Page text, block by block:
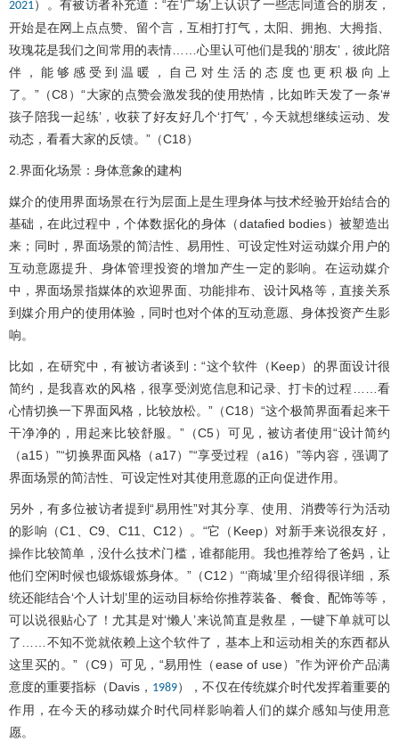
2021）。有被访者补充道：“在‘广场’上认识了一些志同道合的朋友，
开始是在网上点点赞、留个言，互相打打气，太阳、拥抱、大拇指、
玫瑰花是我们之间常用的表情……心里认可他们是我的‘朋友’，彼此陪
伴，能够感受到温暖，自己对生活的态度也更积极向上
了。”（C8）“大家的点赞会激发我的使用热情，比如昨天发了一条‘#
孩子陪我一起练’，收获了好友好几个‘打气’，今天就想继续运动、发
动态，看看大家的反馈。”（C18）
2.界面化场景：身体意象的建构
媒介的使用界面场景在行为层面上是生理身体与技术经验开始结合的
基础，在此过程中，个体数据化的身体（datafied bodies）被塑造出
来；同时，界面场景的简洁性、易用性、可设定性对运动媒介用户的
互动意愿提升、身体管理投资的增加产生一定的影响。在运动媒介
中，界面场景指媒体的欢迎界面、功能排布、设计风格等，直接关系
到媒介用户的使用体验，同时也对个体的互动意愿、身体投资产生影
响。
比如，在研究中，有被访者谈到：“这个软件（Keep）的界面设计很
简约，是我喜欢的风格，很享受浏览信息和记录、打卡的过程……看
心情切换一下界面风格，比较放松。”（C18）“这个极简界面看起来干
干净净的，用起来比较舒服。”（C5）可见，被访者使用“设计简约
（a15）”“切换界面风格（a17）”“享受过程（a16）”等内容，强调了
界面场景的简洁性、可设定性对其使用意愿的正向促进作用。
另外，有多位被访者提到“易用性”对其分享、使用、消费等行为活动
的影响（C1、C9、C11、C12）。“它（Keep）对新手来说很友好，
操作比较简单，没什么技术门槛，谁都能用。我也推荐给了爸妈，让
他们空闲时候也锻炼锻炼身体。”（C12）“‘商城’里介绍得很详细，系
统还能结合‘个人计划’里的运动目标给你推荐装备、餐食、配饰等等，
可以说很贴心了！尤其是对‘懒人’来说简直是救星，一键下单就可以
了……不知不觉就依赖上这个软件了，基本上和运动相关的东西都从
这里买的。”（C9）可见，“易用性（ease of use）”作为评价产品满
意度的重要指标（Davis， 1989），不仅在传统媒介时代发挥着重要的
作用，在今天的移动媒介时代同样影响着人们的媒介感知与使用意
愿。